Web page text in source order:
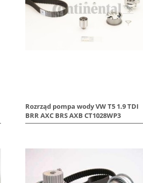
Rozrząd pompa wody VW T5 1.9 TDI
BRR AXC BRS AXB CT1028WP3